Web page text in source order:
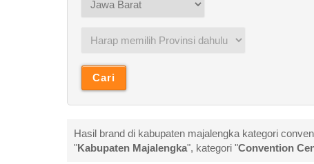
Hasil brand di kabupaten majalengka kategori
"Kabupaten Majalengka", kategori "Convention